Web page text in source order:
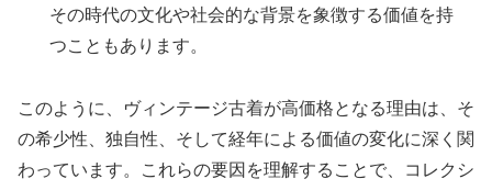
その時代の文化や社会的な背景を象徴する価値を持
つこともあります。
このように、ヴィンテージ古着が高価格となる理由は、そ
の希少性、独自性、そして経年による価値の変化に深く関
わっています。これらの要因を理解することで、コレクシ